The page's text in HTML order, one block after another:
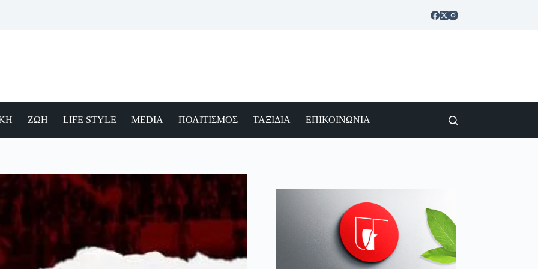
ΖΩΗ LIFE STYLE MEDIA ΠΟΛΙΤΙΣΜΟΣ ΤΑΞΙΔΙΑ ΕΠΙΚΟΙΝΩΝΙΑ